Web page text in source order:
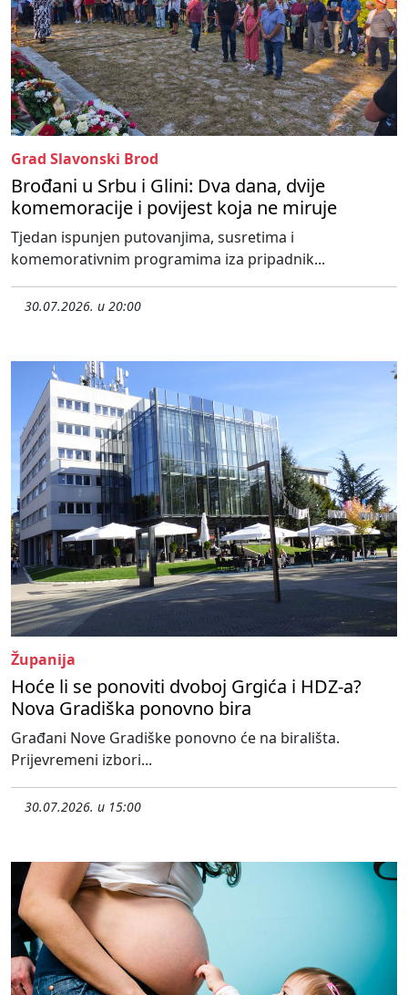
Grad Slavonski Brod
Brođani u Srbu i Glini: Dva dana, dvije
komemoracije i povijest koja ne miruje
Tjedan ispunjen putovanjima, susretima i
komemorativnim programima iza pripadnik...
30.07.2026. u 20:00
Županija
Hoće li se ponoviti dvoboj Grgića i HDZ-a?
Nova Gradiška ponovno bira
Građani Nove Gradiške ponovno će na birališta.
Prijevremeni izbori...
30.07.2026. u 15:00